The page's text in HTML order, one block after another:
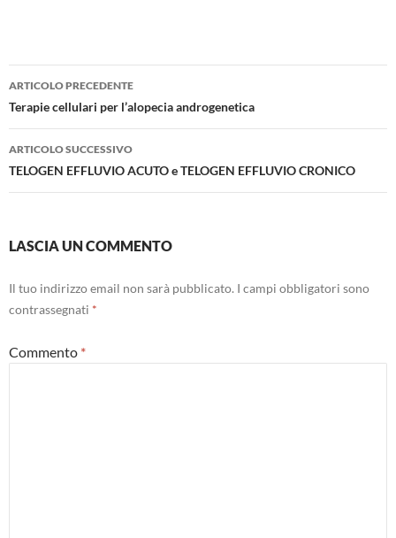
Navigazione
articolo
ARTICOLO PRECEDENTE
Terapie cellulari per l’alopecia androgenetica
ARTICOLO SUCCESSIVO
TELOGEN EFFLUVIO ACUTO e TELOGEN EFFLUVIO CRONICO
LASCIA UN COMMENTO
Il tuo indirizzo email non sarà pubblicato. I campi obbligatori sono
contrassegnati *
Commento *